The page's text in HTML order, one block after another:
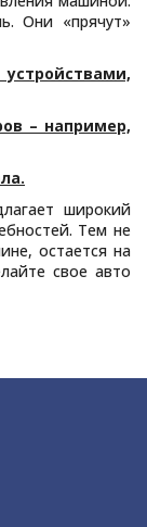
Они «прячут»
– например,
широкий
Тем не
остается на
свое авто